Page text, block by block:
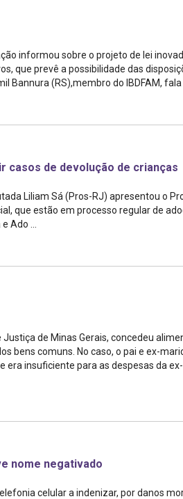
informou sobre o projeto de lei
que prevê a possibilidade das
(RS),membro do IBDFAM, fala
casos de devolução de crianças
Liliam Sá (Pros-RJ) apresentou o
que estão em processo regular de
Ado ...
de Minas Gerais, concedeu
bens comuns. No caso, o pai e ex-
insuficiente para as despesas da
nome negativado
celular a indenizar, por danos